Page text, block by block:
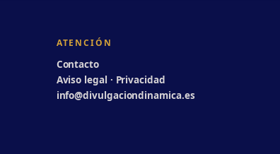
ATENCIÓN
Contacto
Aviso legal · Privacidad
info@divulgaciondinamica.es